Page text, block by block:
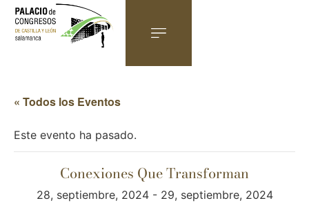
« Todos los Eventos
Este evento ha pasado.
Conexiones Que Transforman
28, septiembre, 2024- 29, septiembre, 2024